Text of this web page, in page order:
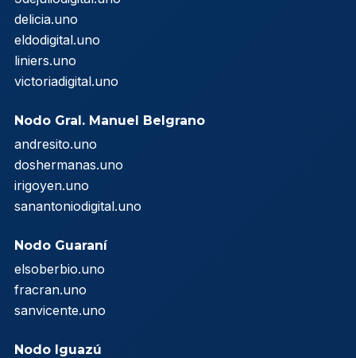
delicia.uno
eldodigital.uno
liniers.uno
victoriadigital.uno
Nodo Gral. Manuel Belgrano
andresito.uno
doshermanas.uno
irigoyen.uno
sanantoniodigital.uno
Nodo Guaraní
elsoberbio.uno
fracran.uno
sanvicente.uno
Nodo Iguazú